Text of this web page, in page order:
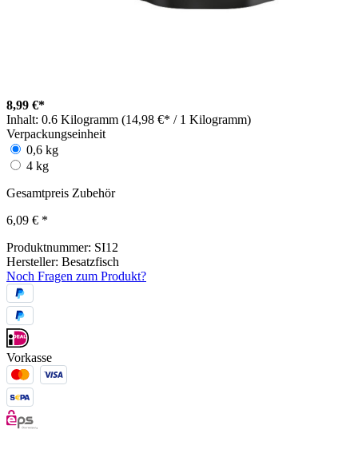
8,99 €*
Inhalt: 0.6 Kilogramm (14,98 €* / 1 Kilogramm)
Verpackungseinheit
0,6 kg
4 kg
Gesamtpreis Zubehör
6,09 € *
Produktnummer: SI12
Hersteller: Besatzfisch
Noch Fragen zum Produkt?
Vorkasse